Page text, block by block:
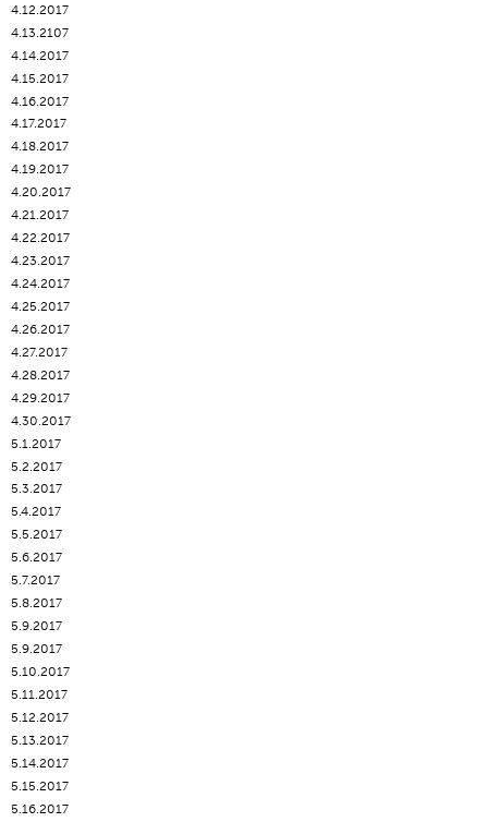
4.12.2017
4.13.2107
4.14.2017
4.15.2017
4.16.2017
4.17.2017
4.18.2017
4.19.2017
4.20.2017
4.21.2017
4.22.2017
4.23.2017
4.24.2017
4.25.2017
4.26.2017
4.27.2017
4.28.2017
4.29.2017
4.30.2017
5.1.2017
5.2.2017
5.3.2017
5.4.2017
5.5.2017
5.6.2017
5.7.2017
5.8.2017
5.9.2017
5.9.2017
5.10.2017
5.11.2017
5.12.2017
5.13.2017
5.14.2017
5.15.2017
5.16.2017